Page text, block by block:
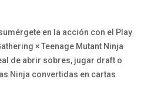
en la acción con el Play
× Teenage Mutant Ninja
de abrir sobres, jugar draft o
Ninja convertidas en cartas